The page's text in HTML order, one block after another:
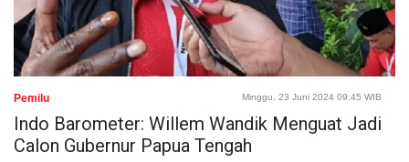
Pemilu Minggu, 23 Juni 2024 09:45 WIB
Indo Barometer: Willem Wandik Menguat Jadi
Calon Gubernur Papua Tengah